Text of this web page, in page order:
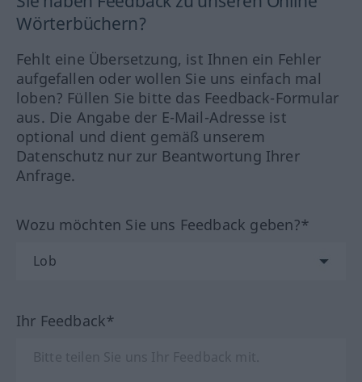
Wörterbüchern?
Fehlt eine Übersetzung, ist Ihnen ein Fehler
aufgefallen oder wollen Sie uns einfach mal
loben? Füllen Sie bitte das Feedback-Formular
aus. Die Angabe der E-Mail-Adresse ist
optional und dient gemäß unserem
Datenschutz nur zur Beantwortung Ihrer
Anfrage.
Wozu möchten Sie uns Feedback geben?*
Ihr Feedback*